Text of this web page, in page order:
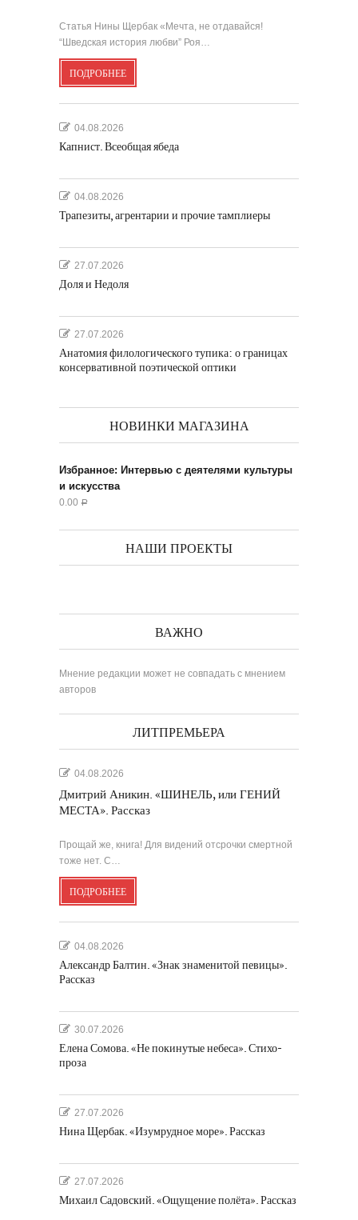
Винсент Ван Гог
Статья Нины Щербак «Мечта, не отдавайся!
“Шведская история любви” Роя…
ПОДРОБНЕЕ
04.08.2026
Капнист. Всеобщая ябеда
04.08.2026
Трапезиты, агрентарии и прочие тамплиеры
27.07.2026
Доля и Недоля
27.07.2026
Анатомия филологического тупика: о границах
консервативной поэтической оптики
НОВИНКИ МАГАЗИНА
Избранное: Интервью с деятелями культуры
и искусства
0.00 Р
НАШИ ПРОЕКТЫ
ВАЖНО
Мнение редакции может не совпадать с мнением
авторов
ЛИТПРЕМЬЕРА
04.08.2026
Дмитрий Аникин. «ШИНЕЛЬ, или ГЕНИЙ
МЕСТА». Рассказ
Прощай же, книга! Для видений отсрочки смертной
тоже нет. С…
ПОДРОБНЕЕ
04.08.2026
Александр Балтин. «Знак знаменитой певицы».
Рассказ
30.07.2026
Елена Сомова. «Не покинутые небеса». Стихо-
проза
27.07.2026
Нина Щербак. «Изумрудное море». Рассказ
27.07.2026
Михаил Садовский. «Ощущение полёта». Рассказ